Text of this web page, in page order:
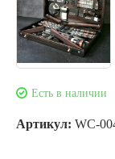
Есть в наличии
Артикул: WC-